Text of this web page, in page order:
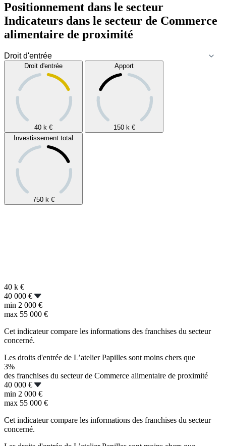
Positionnement dans le secteur
Indicateurs dans le secteur de Commerce
alimentaire de proximité
Droit d'entrée
40 k €
Apport
150 k €
Investissement total
750 k €
40 k €
40 000 €
min 2 000 €
max 55 000 €
Cet indicateur compare les informations des franchises du secteur
concerné.
Les droits d'entrée de L’atelier Papilles sont moins chers que
3%
des franchises du secteur de Commerce alimentaire de proximité
40 000 €
min 2 000 €
max 55 000 €
Cet indicateur compare les informations des franchises du secteur
concerné.